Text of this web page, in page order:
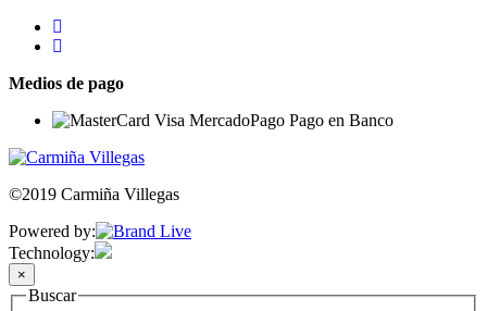
Medios de pago
©2019 Carmiña Villegas
Powered by:
Technology:
×
Buscar